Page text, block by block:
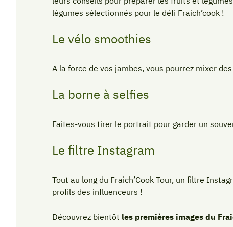
légumes sélectionnés pour le défi Fraich’cook !
Le vélo smoothies
A la force de vos jambes, vous pourrez mixer
La borne à selfies
Faites-vous tirer le portrait pour garder un
Le filtre Instagram
Tout au long du Fraich’Cook Tour, un filtre
profils des influenceurs !
Découvrez bientôt les premières images du